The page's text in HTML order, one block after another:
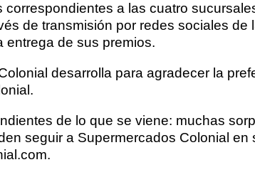
a las cuatro
de transmisión por redes sociales
entrega de sus premios.
desarrolla para agradecer la
de lo que se viene: muchas
seguir a Supermercados Colonial